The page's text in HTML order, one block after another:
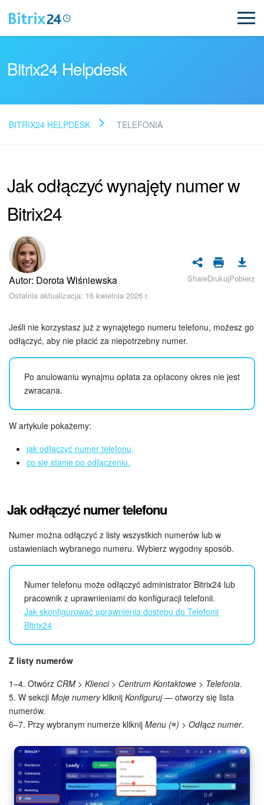
Nowości Bitrix24
Aktualizacje artykułów
Aktualności
Bezpieczeństwo w Bitrix24
Rejestracja i autoryzacja
Poczta
Zadania i projekty
Dysk
Kalendarz
Komunikator Bitrix24
Grupy robocze
Strony internetowe
Firma
Automatyzacja
Zarządzanie asortymentem produktów
Ustawienia
Subskrypcja
Aplikacja desktopowa
Bitrix24 Helpdesk
BITRIX24 HELPDESK TELEFONIA
Jak odłączyć wynajęty numer w
Bitrix24
Autor: Dorota Wiśniewska
Ostatnia aktualizacja: 16 kwietnia 2026 r.
ShareDrukujPobierz
Jeśli nie korzystasz już z wynajętego numeru telefonu, możesz go
odłączyć, aby nie płacić za niepotrzebny numer.
Po anulowaniu wynajmu opłata za opłacony okres nie jest
zwracana.
W artykule pokażemy:
jak odłączyć numer telefonu,
co się stanie po odłączeniu.
Jak odłączyć numer telefonu
Numer można odłączyć z listy wszystkich numerów lub w
ustawieniach wybranego numeru. Wybierz wygodny sposób.
Numer telefonu może odłączyć administrator Bitrix24 lub
pracownik z uprawnieniami do konfiguracji telefonii.
Jak skonfigurować uprawnienia dostępu do Telefonii
Bitrix24
Z listy numerów
1–4. Otwórz CRM > Klienci > Centrum Kontaktowe > Telefonia.
5. W sekcji Moje numerykliknij Konfiguruj— otworzy się lista
numerów.
6–7. Przy wybranym numerze kliknij Menu (≡) > Odłącz numer.